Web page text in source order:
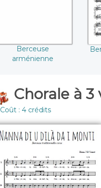
Berceuse
arménienne
Chorale à 3
Coût : 4 crédits